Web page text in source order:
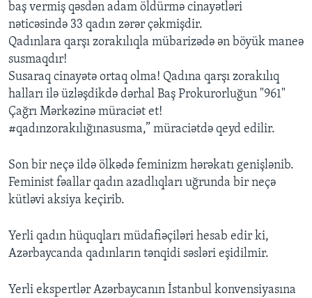
baş vermiş qəsdən adam öldürmə cinayətləri
nəticəsində 33 qadın zərər çəkmişdir.
Qadınlara qarşı zorakılıqla mübarizədə ən böyük maneə
susmaqdır!
Susaraq cinayətə ortaq olma! Qadına qarşı zorakılıq
halları ilə üzləşdikdə dərhal Baş Prokurorluğun "961"
Çağrı Mərkəzinə müraciət et!
#qadınzorakılığınasusma,” müraciətdə qeyd edilir.
Son bir neçə ildə ölkədə feminizm hərəkatı genişlənib.
Feminist fəallar qadın azadlıqları uğrunda bir neçə
kütləvi aksiya keçirib.
Yerli qadın hüquqları müdafiəçiləri hesab edir ki,
Azərbaycanda qadınların tənqidi səsləri eşidilmir.
Yerli ekspertlər Azərbaycanın İstanbul konvensiyasına